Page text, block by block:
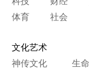
体育
社会
文化艺术
神传文化
生